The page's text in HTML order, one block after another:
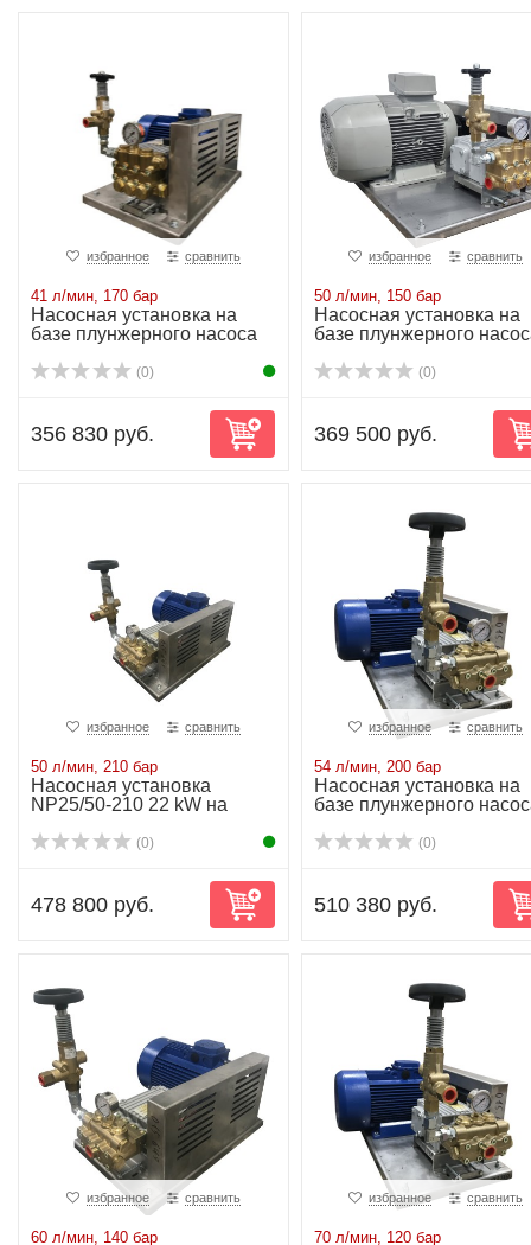
избранное сравнить
41 л/мин, 170 бар
Насосная установка на
базе плунжерного насоса
(0)
356 830 руб.
избранное сравнить
50 л/мин, 150 бар
Насосная установка на
базе плунжерного
(0)
369 500 руб.
избранное сравнить
50 л/мин, 210 бар
Насосная установка
NP25/50-210 22 kW на
(0)
478 800 руб.
избранное сравнить
54 л/мин, 200 бар
Насосная установка на
базе плунжерного
(0)
510 380 руб.
избранное сравнить
60 л/мин, 140 бар
избранное сравнить
70 л/мин, 120 бар